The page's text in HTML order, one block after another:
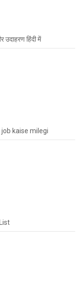
हिंदी में
job kaise milegi